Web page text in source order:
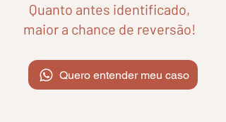
Quanto antes identificado,
maior a chance de reversão!
Quero entender meu caso